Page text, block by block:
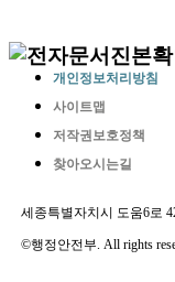
개인정보처리방침
사이트맵
저작권보호정책
찾아오시는길
세종특별자치시 도움6로
©행정안전부. All rights